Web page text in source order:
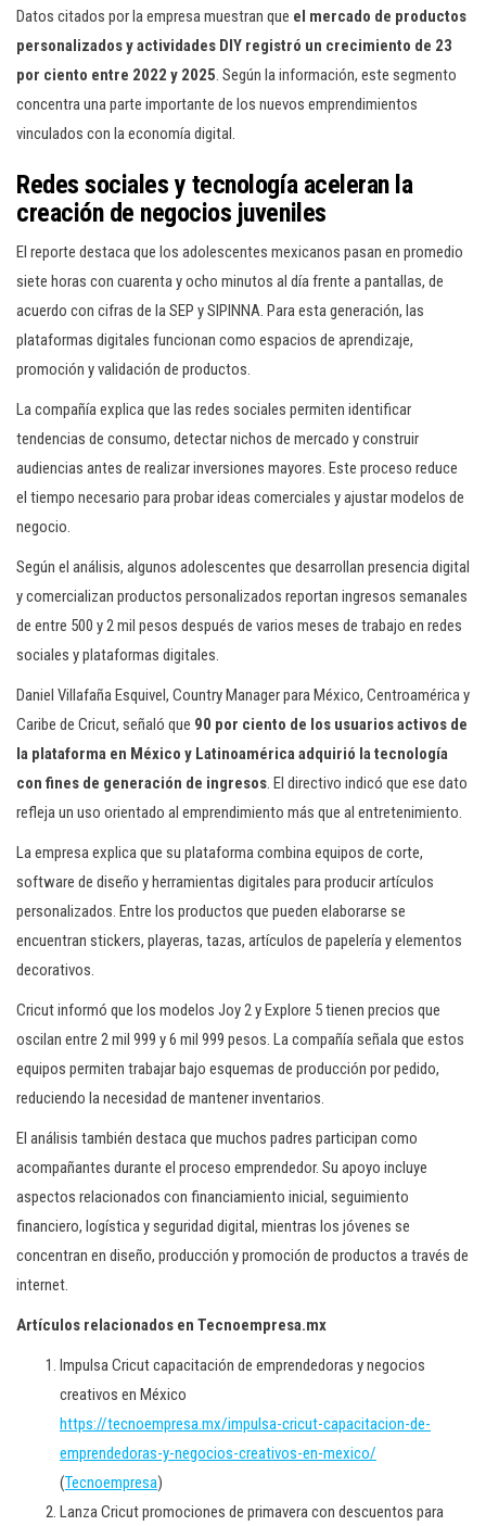
Datos citados por la empresa muestran que el mercado de productos
personalizados y actividades DIY registró un crecimiento de 23
por ciento entre 2022 y 2025. Según la información, este segmento
concentra una parte importante de los nuevos emprendimientos
vinculados con la economía digital.
Redes sociales y tecnología aceleran la
creación de negocios juveniles
El reporte destaca que los adolescentes mexicanos pasan en promedio
siete horas con cuarenta y ocho minutos al día frente a pantallas, de
acuerdo con cifras de la SEP y SIPINNA. Para esta generación, las
plataformas digitales funcionan como espacios de aprendizaje,
promoción y validación de productos.
La compañía explica que las redes sociales permiten identificar
tendencias de consumo, detectar nichos de mercado y construir
audiencias antes de realizar inversiones mayores. Este proceso reduce
el tiempo necesario para probar ideas comerciales y ajustar modelos de
negocio.
Según el análisis, algunos adolescentes que desarrollan presencia digital
y comercializan productos personalizados reportan ingresos semanales
de entre 500 y 2 mil pesos después de varios meses de trabajo en redes
sociales y plataformas digitales.
Daniel Villafaña Esquivel, Country Manager para México, Centroamérica y
Caribe de Cricut, señaló que 90 por ciento de los usuarios activos de
la plataforma en México y Latinoamérica adquirió la tecnología
con fines de generación de ingresos. El directivo indicó que ese dato
refleja un uso orientado al emprendimiento más que al entretenimiento.
La empresa explica que su plataforma combina equipos de corte,
software de diseño y herramientas digitales para producir artículos
personalizados. Entre los productos que pueden elaborarse se
encuentran stickers, playeras, tazas, artículos de papelería y elementos
decorativos.
Cricut informó que los modelos Joy 2 y Explore 5 tienen precios que
oscilan entre 2 mil 999 y 6 mil 999 pesos. La compañía señala que estos
equipos permiten trabajar bajo esquemas de producción por pedido,
reduciendo la necesidad de mantener inventarios.
El análisis también destaca que muchos padres participan como
acompañantes durante el proceso emprendedor. Su apoyo incluye
aspectos relacionados con financiamiento inicial, seguimiento
financiero, logística y seguridad digital, mientras los jóvenes se
concentran en diseño, producción y promoción de productos a través de
internet.
Artículos relacionados en Tecnoempresa.mx
Impulsa Cricut capacitación de emprendedoras y negocios
creativos en México
https://tecnoempresa.mx/impulsa-cricut-capacitacion-de-
emprendedoras-y-negocios-creativos-en-mexico/
(Tecnoempresa)
Lanza Cricut promociones de primavera con descuentos para